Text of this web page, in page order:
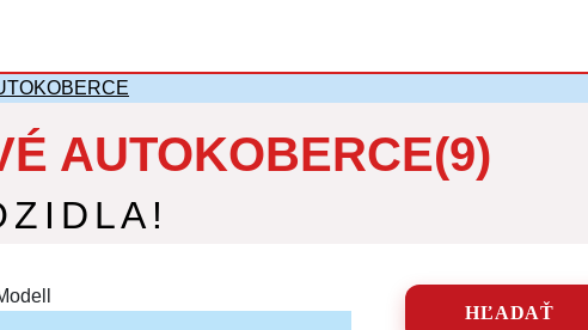
AUTOKOBERCE(9)
HĽADAŤ